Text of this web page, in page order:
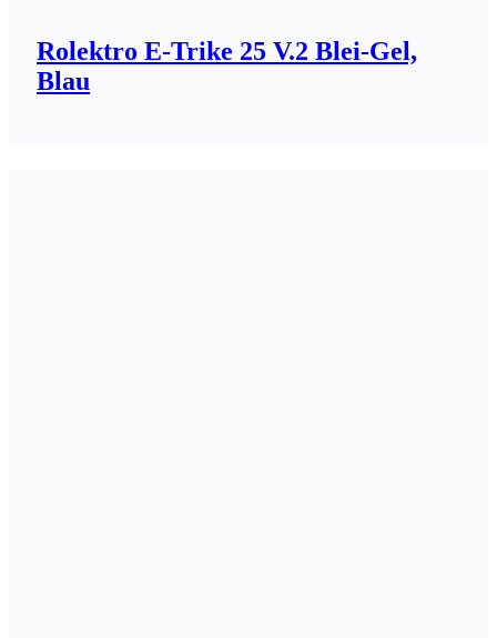
Rolektro E-Trike 25 V.2 Blei-Gel,
Blau